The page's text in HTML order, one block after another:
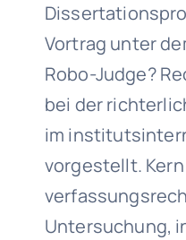
Vortrag unter
Robo-Judge?
bei der
im
vorgestellt.
Untersuchung,